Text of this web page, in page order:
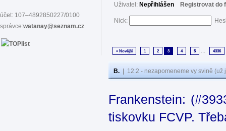
účet: 107–4892850227/0100
správce:watanay@seznam.cz
Uživatel: Nepřihlášen Registrovat do
Nick:
« Novější 1 2 3 4 5 ... 4336
B. 12:2 - nezapomeneme vy svině
Frankenstein:
tiskovku FCVP.